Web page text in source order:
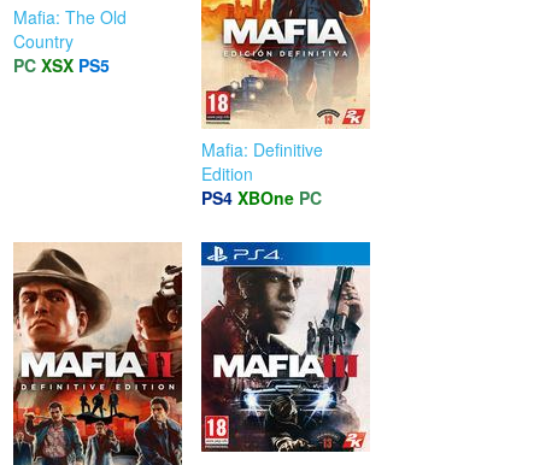
Mafia: The Old
Country
PC XSX PS5
Mafia: Definitive
Edition
PS4 XBOne PC